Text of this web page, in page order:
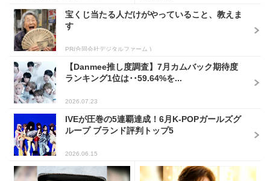
宝くじ当たる人だけがやっていること、教えま
す
PR(合同会社デジタルファーム )
【Danmee推し度調査】7月カムバック期待度
ランキング1位は･･59.64%を...
2026.07.23
IVEが圧巻の5連覇達成！6月K-POPガールズグ
ループ ブランド評判トップ5
2026.06.15